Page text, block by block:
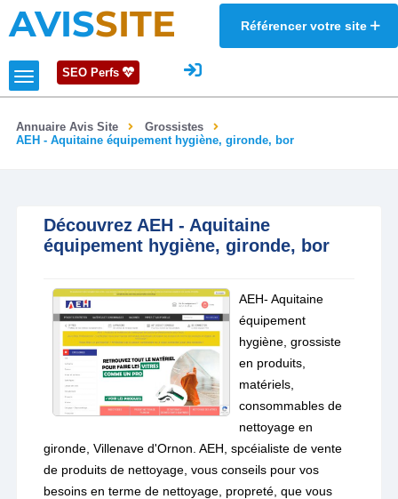
AVISSITE Référencer votre site
SEO Perfs
Annuaire Avis Site
Grossistes
AEH - Aquitaine équipement hygiène, gironde, bor
Découvrez AEH - Aquitaine
équipement hygiène, gironde, bor
AEH- Aquitaine
équipement
hygiène, grossiste
en produits,
matériels,
consommables de
nettoyage en
gironde, Villenave d'Ornon. AEH, spcéialiste de vente
de produits de nettoyage, vous conseils pour vos
besoins en terme de nettoyage, propreté, que vous